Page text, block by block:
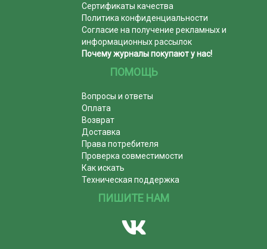
Сертификаты качества
Политика конфиденциальности
Согласие на получение рекламных и
информационных рассылок
Почему журналы покупают у нас!
ПОМОЩЬ
Вопросы и ответы
Оплата
Возврат
Доставка
Права потребителя
Проверка совместимости
Как искать
Техническая поддержка
ПИШИТЕ НАМ